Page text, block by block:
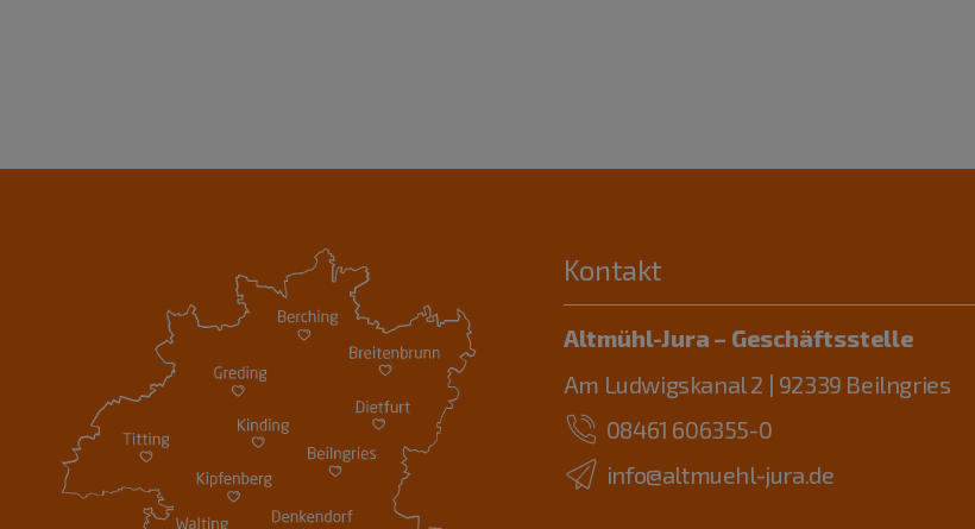
Kontakt
Altmühl-Jura – Geschäftsstelle
Am Ludwigskanal 2 | 92339 Beilngries
08461 606355-0
info@altmuehl-jura.de